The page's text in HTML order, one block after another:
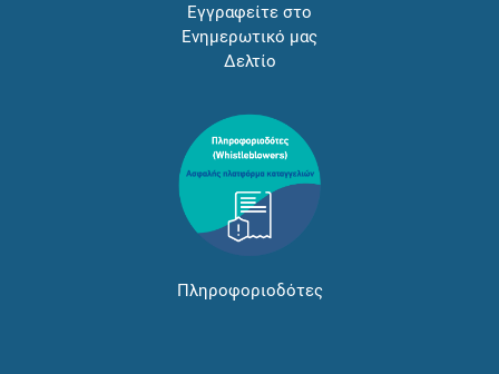
Εγγραφείτε στο
Ενημερωτικό μας
Δελτίο
Πληροφοριοδότες